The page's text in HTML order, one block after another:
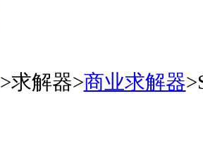
>求解器>商业求解器